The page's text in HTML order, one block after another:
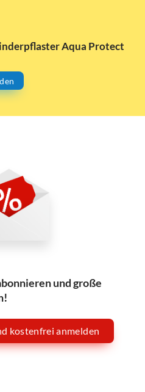
Aqua Protect
und große
kostenfrei anmelden